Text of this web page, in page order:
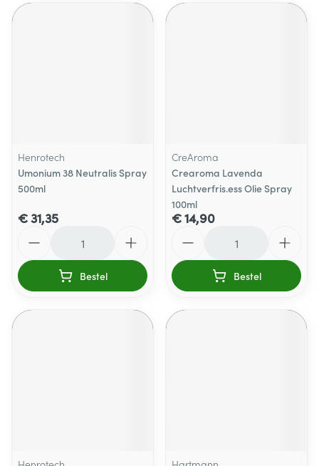
Henrotech
Umonium 38 Neutralis Spray
500ml
€ 31,35
Bestel
CreAroma
Crearoma Lavenda
Luchtverfris.ess Olie Spray
100ml
€ 14,90
Bestel